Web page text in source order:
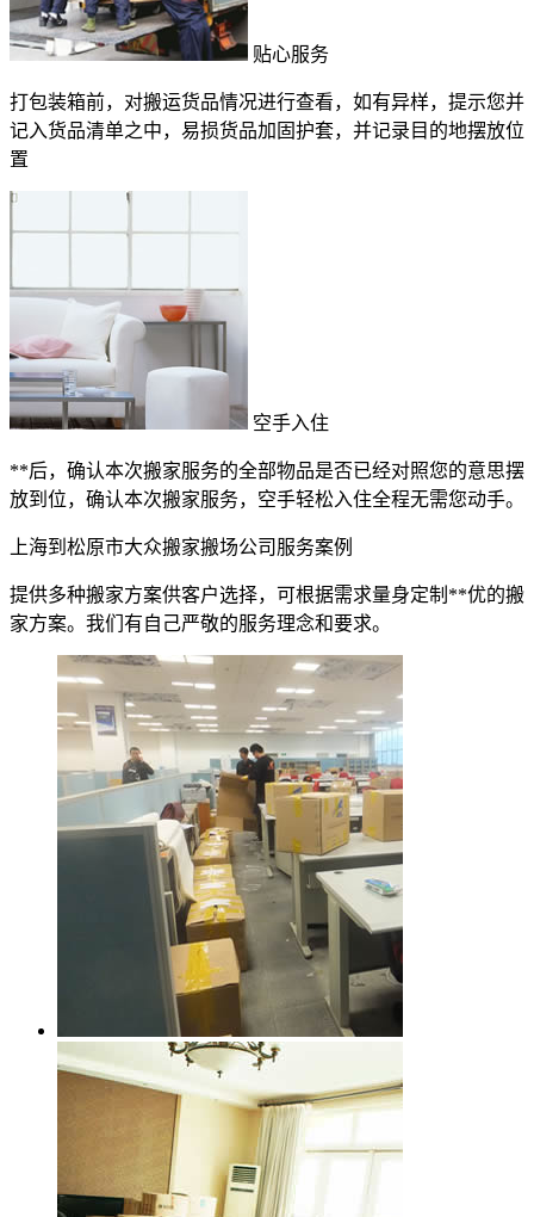
贴心服务
打包装箱前，对搬运货品情况进行查看，如有异样，提示您并
记入货品清单之中，易损货品加固护套，并记录目的地摆放位
置
空手入住
**后，确认本次搬家服务的全部物品是否已经对照您的意思摆
放到位，确认本次搬家服务，空手轻松入住全程无需您动手。
上海到松原市大众搬家搬场公司服务案例
提供多种搬家方案供客户选择，可根据需求量身定制**优的搬
家方案。我们有自己严敬的服务理念和要求。